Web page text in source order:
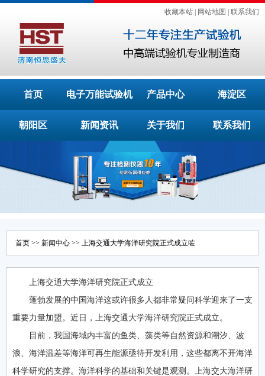
收藏本站 网站地图 联系我们
首页 电子万能试验机 产品中心 海淀区
朝阳区 新闻资讯 关于我们 联系我们
首页 >> 新闻中心 >> 上海交通大学海洋研究院正式成立咗
上海交通大学海洋研究院正式成立
蓬勃发展的中国海洋这或许很多人都非常疑问科学迎来了一支
重要力量加盟。近日，上海交通大学海洋研究院正式成立。
目前，我国海域内丰富的鱼类、藻类等自然资源和潮汐、波
浪、海洋温差等海洋可再生能源亟待开发利用，这些都离不开海洋
科学研究的支撑。海洋科学的基础和关键是观测。上海交大海洋研